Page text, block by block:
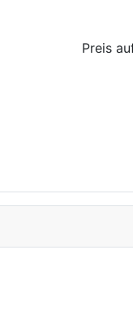
Preis